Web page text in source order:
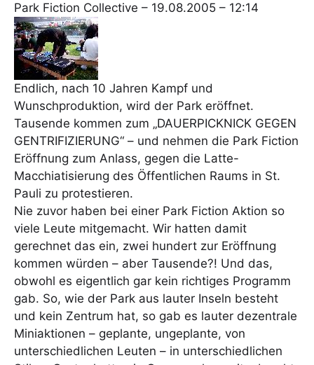
Park Fiction Collective – 19.08.2005 – 12:14
Endlich, nach 10 Jahren Kampf und
Wunschproduktion, wird der Park eröffnet.
Tausende kommen zum „DAUERPICKNICK GEGEN
GENTRIFIZIERUNG“ – und nehmen die Park Fiction
Eröffnung zum Anlass, gegen die Latte-
Macchiatisierung des Öffentlichen Raums in St.
Pauli zu protestieren.
Nie zuvor haben bei einer Park Fiction Aktion so
viele Leute mitgemacht. Wir hatten damit
gerechnet das ein, zwei hundert zur Eröffnung
kommen würden – aber Tausende?! Und das,
obwohl es eigentlich gar kein richtiges Programm
gab. So, wie der Park aus lauter Inseln besteht
und kein Zentrum hat, so gab es lauter dezentrale
Miniaktionen – geplante, ungeplante, von
unterschiedlichen Leuten – in unterschiedlichen